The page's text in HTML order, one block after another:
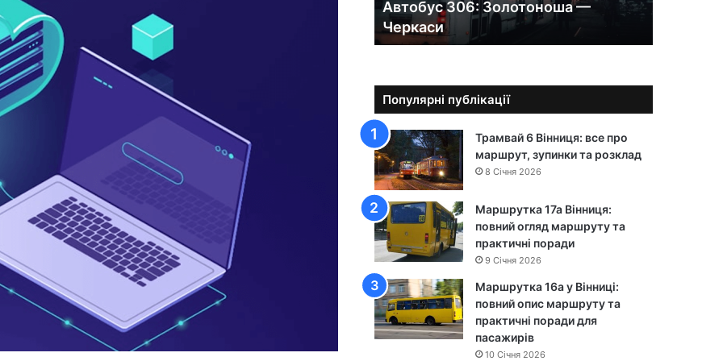
0
:
о
т
о
н
о
ш
а
—
Ч
е
р
к
а
с
Автобус 306: Золотоноша —
Черкаси
Популярні публікації
Трамвай 6 Вінниця: все про
маршрут, зупинки та розклад
8 Січня 2026
Маршрутка 17а Вінниця:
повний огляд маршруту та
практичні поради
9 Січня 2026
Маршрутка 16а у Вінниці:
повний опис маршруту та
практичні поради для
пасажирів
10 Січня 2026